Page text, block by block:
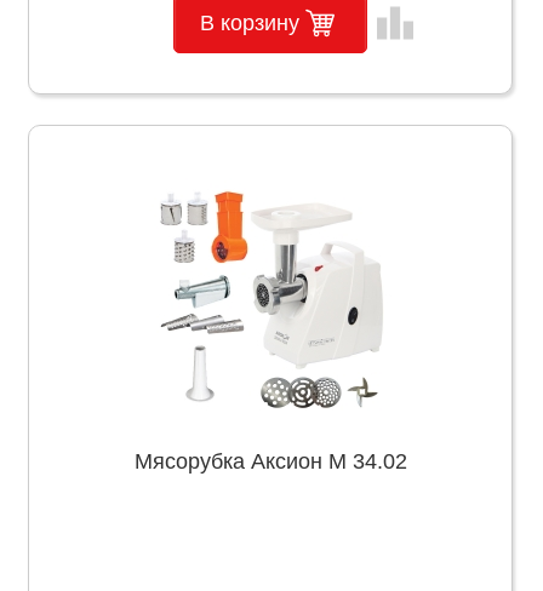
В корзину leaderboard
Мясорубка Аксион М 34.02